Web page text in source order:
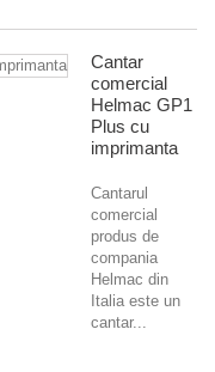
Cantar
comercial
Helmac GP1
Plus cu
imprimanta
Cantarul
comercial
produs de
compania
Helmac din
Italia este un
cantar...